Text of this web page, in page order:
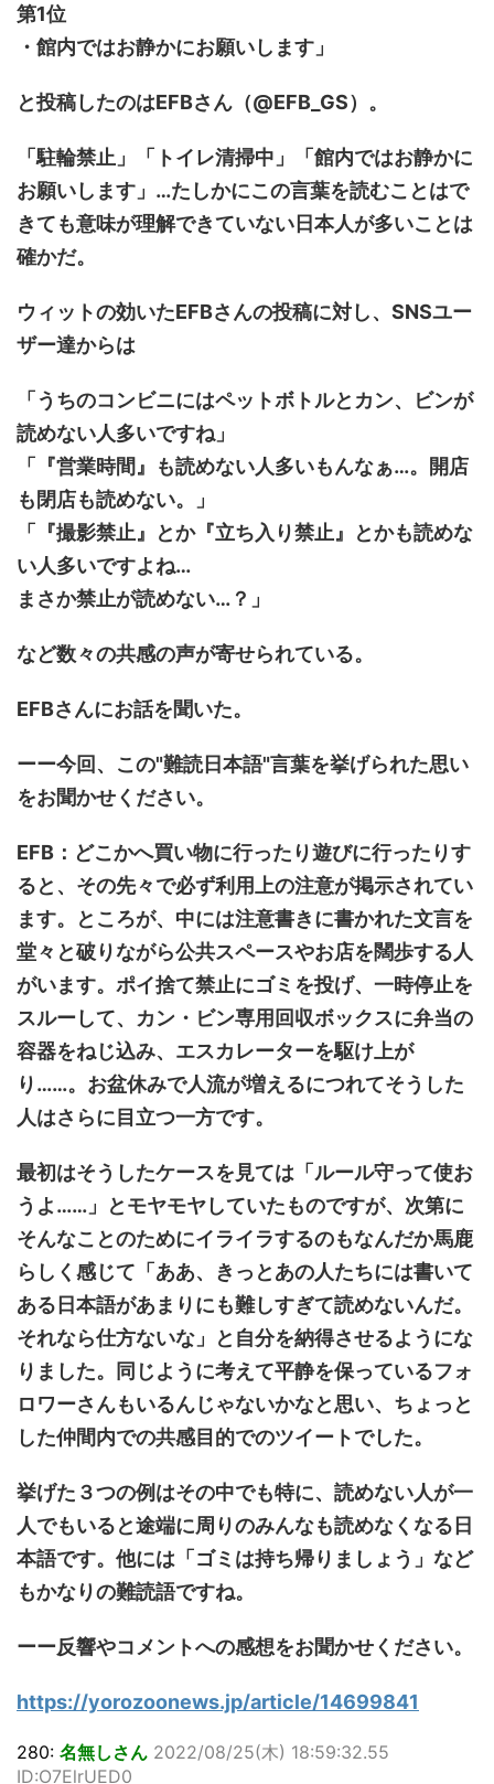
第1位
・館内ではお静かにお願いします」
と投稿したのはEFBさん（@EFB_GS）。
「駐輪禁止」「トイレ清掃中」「館内ではお静かに
お願いします」…たしかにこの言葉を読むことはで
きても意味が理解できていない日本人が多いことは
確かだ。
ウィットの効いたEFBさんの投稿に対し、SNSユー
ザー達からは
「うちのコンビニにはペットボトルとカン、ビンが
読めない人多いですね」
「『営業時間』も読めない人多いもんなぁ…。開店
も閉店も読めない。」
「『撮影禁止』とか『立ち入り禁止』とかも読めな
い人多いですよね…
まさか禁止が読めない…？」
など数々の共感の声が寄せられている。
EFBさんにお話を聞いた。
ーー今回、この"難読日本語"言葉を挙げられた思い
をお聞かせください。
EFB：どこかへ買い物に行ったり遊びに行ったりす
ると、その先々で必ず利用上の注意が掲示されてい
ます。ところが、中には注意書きに書かれた文言を
堂々と破りながら公共スペースやお店を闊歩する人
がいます。ポイ捨て禁止にゴミを投げ、一時停止を
スルーして、カン・ビン専用回収ボックスに弁当の
容器をねじ込み、エスカレーターを駆け上が
り……。お盆休みで人流が増えるにつれてそうした
人はさらに目立つ一方です。
最初はそうしたケースを見ては「ルール守って使お
うよ……」とモヤモヤしていたものですが、次第に
そんなことのためにイライラするのもなんだか馬鹿
らしく感じて「ああ、きっとあの人たちには書いて
ある日本語があまりにも難しすぎて読めないんだ。
それなら仕方ないな」と自分を納得させるようにな
りました。同じように考えて平静を保っているフォ
ロワーさんもいるんじゃないかなと思い、ちょっと
した仲間内での共感目的でのツイートでした。
挙げた３つの例はその中でも特に、読めない人が一
人でもいると途端に周りのみんなも読めなくなる日
本語です。他には「ゴミは持ち帰りましょう」など
もかなりの難読語ですね。
ーー反響やコメントへの感想をお聞かせください。
https://yorozoonews.jp/article/14699841
280: 名無しさん 2022/08/25(木) 18:59:32.55
ID:O7ElrUED0